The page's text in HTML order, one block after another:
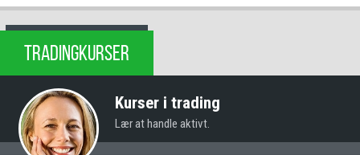
TRADINGKURSER
Kurser i trading
Lær at handle aktivt.